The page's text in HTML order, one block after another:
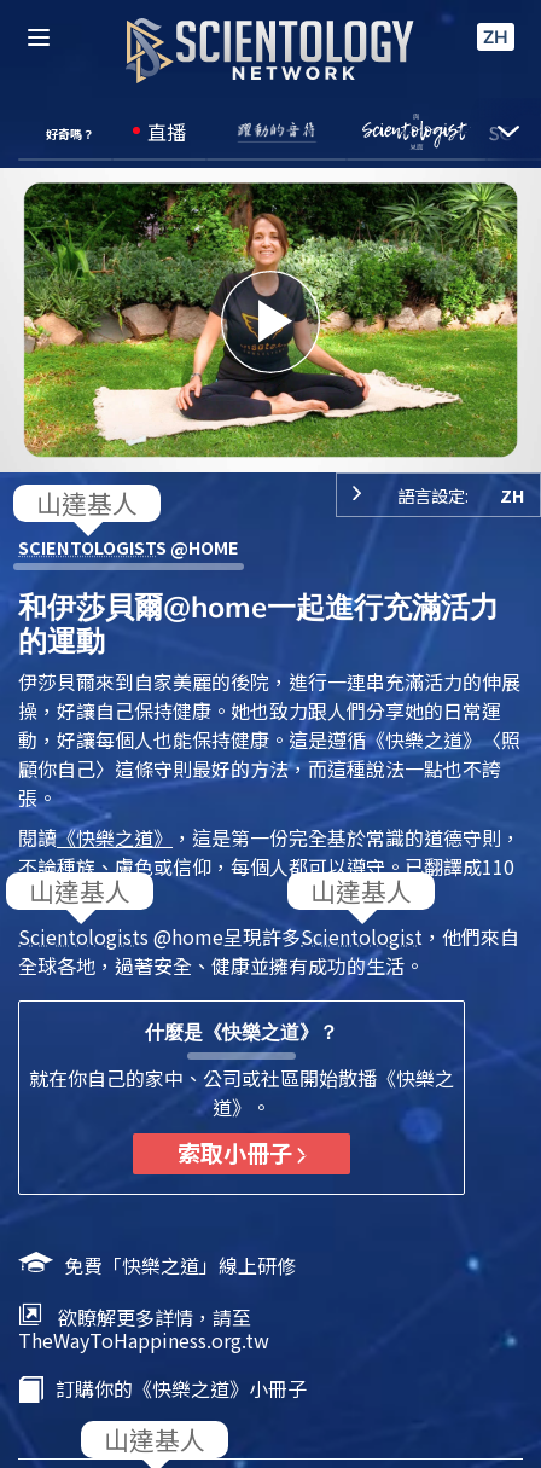
ZH
好奇嗎？ 直播
Play
Video
語言設定: ZH
SCIENTOLOGISTS @HOME
和伊莎貝爾@home一起進行充滿活力
的運動
伊莎貝爾來到自家美麗的後院，進行一連串充滿活力的伸展
操，好讓自己保持健康。她也致力跟人們分享她的日常運
動，好讓每個人也能保持健康。這是遵循《快樂之道》
〈照
顧你自己〉這條守則最好的方法，而這種說法一點也不誇
張。
閱讀《快樂之道》 ，這是第一份完全基於常識的道德守則，
不論種族、膚色或信仰，每個人都可以遵守。已翻譯成110
多種語言。
Scientologists @home呈現許多Scientologist ，他們來自
全球各地，過著安全、健康並擁有成功的生活。
什麼是《快樂之道》？
就在你自己的家中、公司或社區開始散播《快樂之
道》。
索取小冊子
免費「快樂之道」線上研修
欲瞭解更多詳情，請至
TheWayToHappiness.org.tw
訂購你的《快樂之道》小冊子